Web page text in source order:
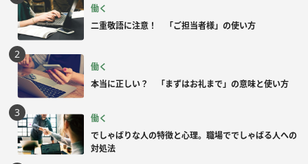
働く
二重敬語に注意！ 「ご担当者様」の使い方
働く
本当に正しい？ 「まずはお礼まで」の意味と使い方
働く
でしゃばりな人の特徴と心理。職場ででしゃばる人への
対処法